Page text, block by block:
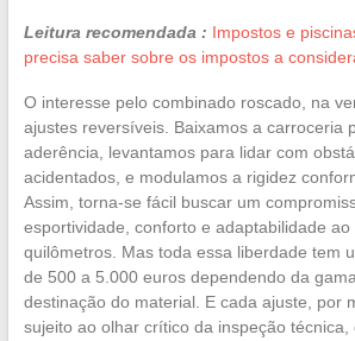
Leitura recomendada : Impostos e
precisa saber sobre os impostos a
O interesse pelo combinado roscado, na
ajustes reversíveis. Baixamos a carroceria
aderência, levantamos para lidar com
acidentados, e modulamos a rigidez
Assim, torna-se fácil buscar um
esportividade, conforto e adaptabilidade ao
quilômetros. Mas toda essa liberdade tem
de 500 a 5.000 euros dependendo da
destinação do material. E cada ajuste, por
sujeito ao olhar crítico da inspeção técnica,